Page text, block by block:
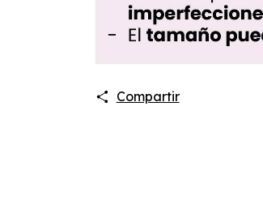
Compartir